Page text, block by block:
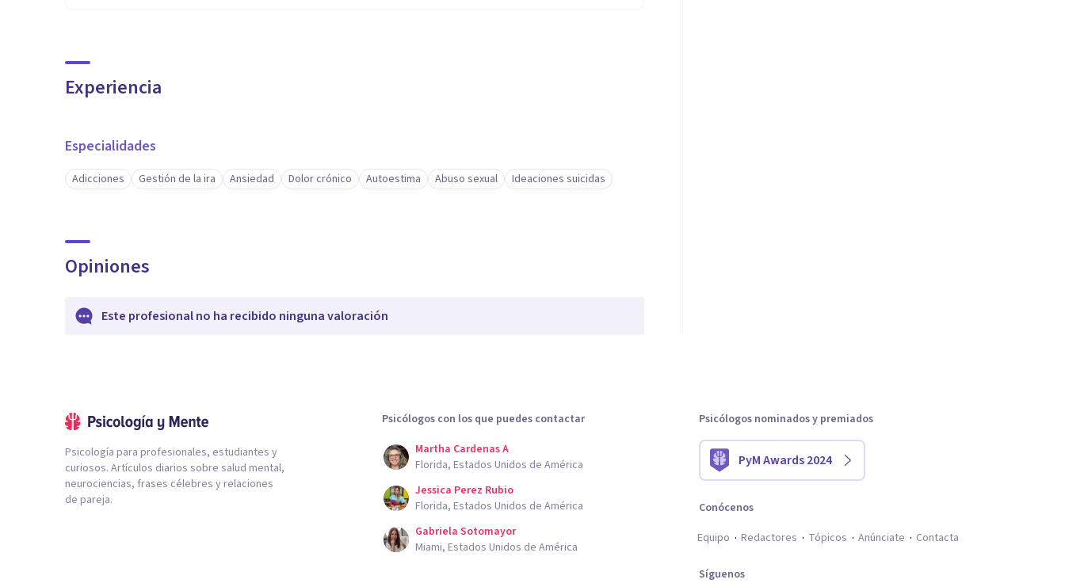
Experiencia
Especialidades
Adicciones Gestión de la ira Ansiedad Dolor crónico Autoestima Abuso sexual Ideaciones suicidas
Opiniones
Este profesional no ha recibido ninguna valoración
Psicología para profesionales, estudiantes y
curiosos. Artículos diarios sobre salud mental,
neurociencias, frases célebres y relaciones
de pareja.
Psicólogos con los que puedes contactar
Martha Cardenas A
Florida, Estados Unidos de América
Jessica Perez Rubio
Florida, Estados Unidos de América
Gabriela Sotomayor
Miami, Estados Unidos de América
Psicólogos nominados y premiados
PyM Awards 2024
Conócenos
Equipo
Redactores Tópicos Anúnciate Contacta
Síguenos